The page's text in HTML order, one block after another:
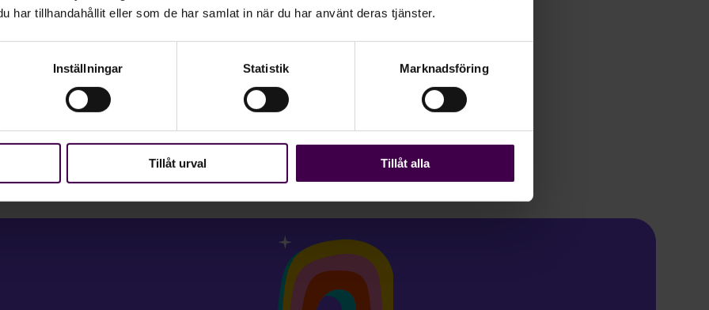
har tillhandahållit eller som de har samlat in när du har använt deras tjänster.
Inställningar Statistik Marknadsföring
Tillåt urval Tillåt alla
förutsättningar för ett mer strukturerat arbete med medarbetarnas